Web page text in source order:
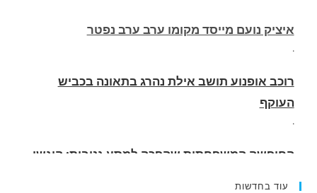
רוכב אופנוע תושב אילת נהרג בתאונה בכביש
העוקף
החופשה המשפחתית שהפכה למסע גניבות: הוגשו
עוד בחדשות